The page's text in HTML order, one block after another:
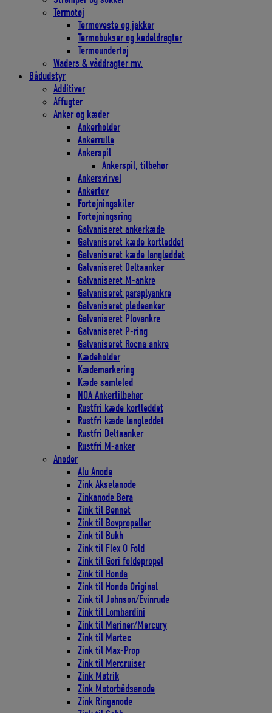
Termotøj
Termoveste og jakker
Termobukser og kedeldragter
Termoundertøj
Waders & våddragter mv.
Bådudstyr
Additiver
Affugter
Anker og kæder
Ankerholder
Ankerrulle
Ankerspil
Ankerspil, tilbehør
Ankersvirvel
Ankertov
Fortøjningskiler
Fortøjningsring
Galvaniseret ankerkæde
Galvaniseret kæde kortleddet
Galvaniseret kæde langleddet
Galvaniseret Deltaanker
Galvaniseret M-ankre
Galvaniseret paraplyankre
Galvaniseret pladeanker
Galvaniseret Plovankre
Galvaniseret P-ring
Galvaniseret Rocna ankre
Kædeholder
Kædemarkering
Kæde samleled
NOA Ankertilbehør
Rustfri kæde kortleddet
Rustfri kæde langleddet
Rustfri Deltaanker
Rustfri M-anker
Anoder
Alu Anode
Zink Akselanode
Zinkanode Bera
Zink til Bennet
Zink til Bovpropeller
Zink til Bukh
Zink til Flex O Fold
Zink til Gori foldepropel
Zink til Honda
Zink til Honda Original
Zink til Johnson/Evinrude
Zink til Lombardini
Zink til Mariner/Mercury
Zink til Martec
Zink til Max-Prop
Zink til Mercruiser
Zink Møtrik
Zink Motorbådsanode
Zink Ringanode